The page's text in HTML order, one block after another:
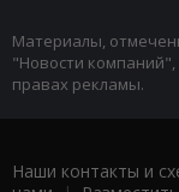
Материалы,
"Новости
правах рекламы.
Наши контакты и